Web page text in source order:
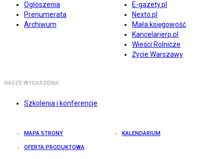
Ogłoszenia
Prenumerata
Archiwum
E-gazety.pl
Nexto.pl
Mała księgowość
Kancelarierp.pl
Wieści Rolnicze
Życie Warszawy
NASZE WYDARZENIA
Szkolenia i konferencje
MAPA STRONY KALENDARIUM
OFERTA PRODUKTOWA